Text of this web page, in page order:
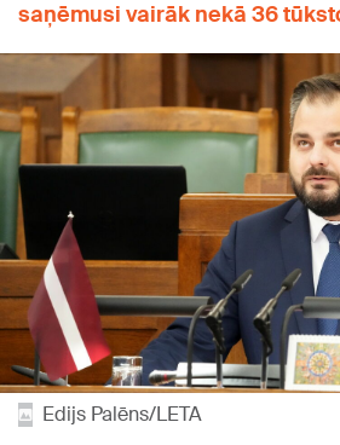
saņēmusi vairāk nekā 36
Edijs Palēns/LETA